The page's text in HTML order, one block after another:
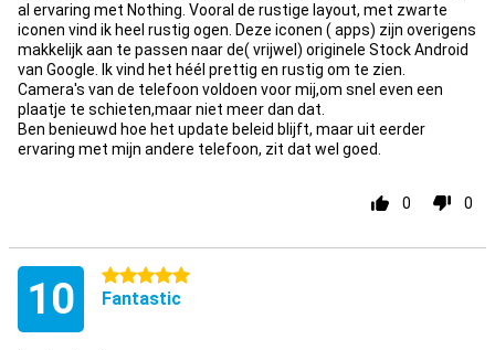
al ervaring met Nothing. Vooral de rustige layout, met zwarte
iconen vind ik heel rustig ogen. Deze iconen ( apps) zijn overigens
makkelijk aan te passen naar de( vrijwel) originele Stock Android
van Google. Ik vind het héél prettig en rustig om te zien.
Camera's van de telefoon voldoen voor mij,om snel even een
plaatje te schieten,maar niet meer dan dat.
Ben benieuwd hoe het update beleid blijft, maar uit eerder
ervaring met mijn andere telefoon, zit dat wel goed.
0 0
10 5 stars
Fantastic